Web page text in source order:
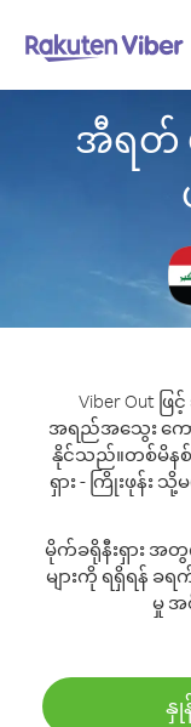
အီရတ်
Viber Out
အရည်အသွေး ကော
နိုင်သည်။တစ်မိနစ်
ရှား - ကြိုးဖုန်
မိုက်ခရိုနီးရှား အ
များကို ရရှိရန် ခ
မှု
နှု